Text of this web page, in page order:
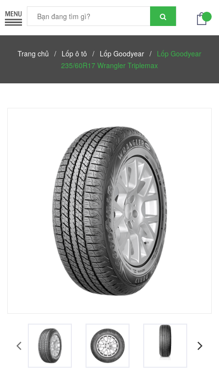
Trang chủ / Lốp ô tô / Lốp Goodyear / Lốp Goodyear
235/60R17 Wrangler Triplemax